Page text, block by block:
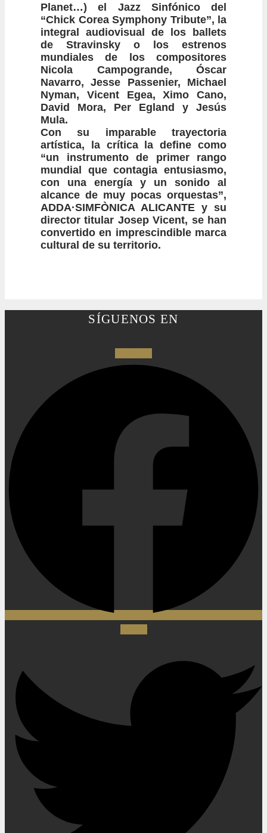
Planet…) el Jazz Sinfónico del
“Chick Corea Symphony Tribute”, la
integral audiovisual de los ballets
de Stravinsky o los estrenos
mundiales de los compositores
Nicola Campogrande, Óscar
Navarro, Jesse Passenier, Michael
Nyman, Vicent Egea, Ximo Cano,
David Mora, Per Egland y Jesús
Mula.
Con su imparable trayectoria
artística, la crítica la define como
“un instrumento de primer rango
mundial que contagia entusiasmo,
con una energía y un sonido al
alcance de muy pocas orquestas”,
ADDA·SIMFÒNICA ALICANTE y su
director titular Josep Vicent, se han
convertido en imprescindible marca
cultural de su territorio.
SÍGUENOS EN